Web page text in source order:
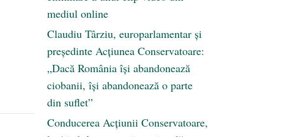
mediul online
Claudiu Târziu, europarlamentar și
președinte Acțiunea Conservatoare:
„Dacă România își abandonează
ciobanii, își abandonează o parte
din suflet”
Conducerea Acțiunii Conservatoare,